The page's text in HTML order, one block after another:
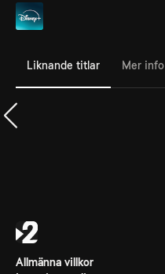
Liknande titlar Mer info
Allmänna villkor